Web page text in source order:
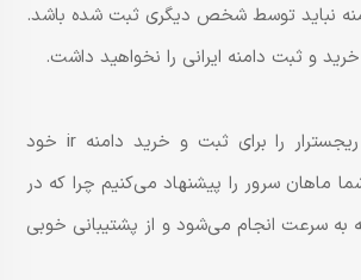
نباید توسط شخص دیگری ثبت شده باشد.
و ثبت دامنه ایرانی را نخواهید داشت.​
در مرحله بعد یک ریجسترار را برای ثبت و خرید دامنه ir خود
ماهان سرور را پیشنهاد می‌کنیم چرا که در
به سرعت انجام می‌شود و از پشتیبانی خوبی